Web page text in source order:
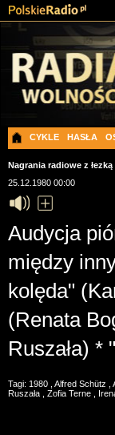
CYKLE HASŁA
Nagrania radiowe z
25.12.1980 00:00
Audycja
między
kolęda"
(Renata
Ruszała)
Tagi: 1980 Alfred Schütz
Ruszała
Zofia Terne